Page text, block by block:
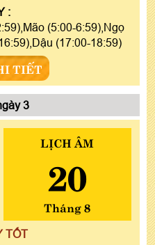
:
(5:00-6:59),Ngọ
(17:00-18:59)
TIẾT
3
LỊCH ÂM
20
Tháng 8
TỐT